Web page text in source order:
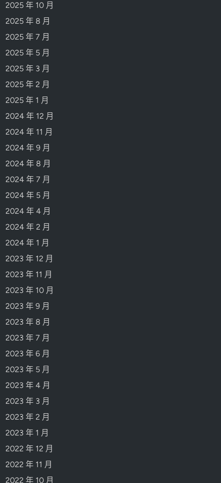
2025 年 10 月
2025 年 8 月
2025 年 7 月
2025 年 5 月
2025 年 3 月
2025 年 2 月
2025 年 1 月
2024 年 12 月
2024 年 11 月
2024 年 9 月
2024 年 8 月
2024 年 7 月
2024 年 5 月
2024 年 4 月
2024 年 2 月
2024 年 1 月
2023 年 12 月
2023 年 11 月
2023 年 10 月
2023 年 9 月
2023 年 8 月
2023 年 7 月
2023 年 6 月
2023 年 5 月
2023 年 4 月
2023 年 3 月
2023 年 2 月
2023 年 1 月
2022 年 12 月
2022 年 11 月
2022 年 10 月